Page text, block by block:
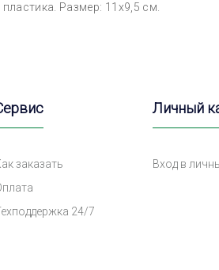
Размер: 11х9,5 см.
заказать
24/7
Личный
Вход в